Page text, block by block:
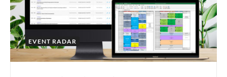
EVENT RADAR